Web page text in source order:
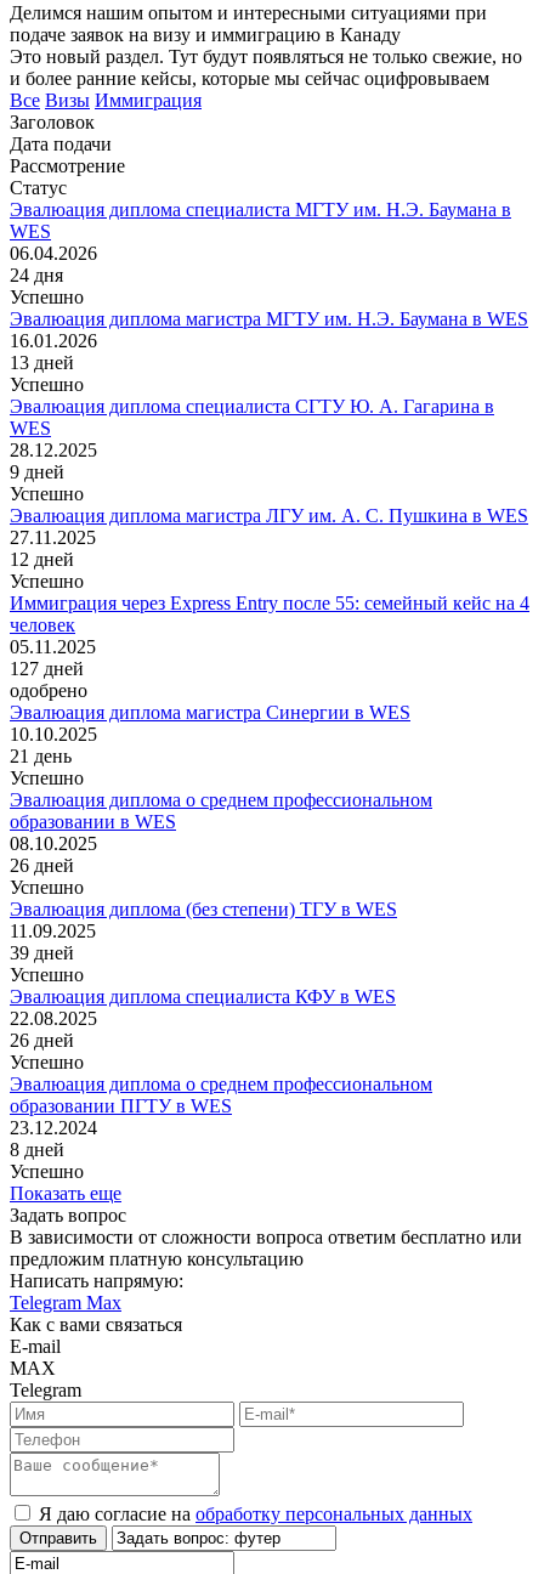
Делимся нашим опытом и интересными ситуациями при
подаче заявок на визу и иммиграцию в Канаду
Это новый раздел. Тут будут появляться не только свежие, но
и более ранние кейсы, которые мы сейчас оцифровываем
Все Визы Иммиграция
Заголовок
Дата подачи
Рассмотрение
Статус
Эвалюация диплома специалиста МГТУ им. Н.Э. Баумана в
WES
06.04.2026
24 дня
Успешно
Эвалюация диплома магистра МГТУ им. Н.Э. Баумана в WES
16.01.2026
13 дней
Успешно
Эвалюация диплома специалиста СГТУ Ю. А. Гагарина в
WES
28.12.2025
9 дней
Успешно
Эвалюация диплома магистра ЛГУ им. А. С. Пушкина в WES
27.11.2025
12 дней
Успешно
Иммиграция через Express Entry после 55: семейный кейс на 4
человек
05.11.2025
127 дней
одобрено
Эвалюация диплома магистра Синергии в WES
10.10.2025
21 день
Успешно
Эвалюация диплома о среднем профессиональном
образовании в WES
08.10.2025
26 дней
Успешно
Эвалюация диплома (без степени) ТГУ в WES
11.09.2025
39 дней
Успешно
Эвалюация диплома специалиста КФУ в WES
22.08.2025
26 дней
Успешно
Эвалюация диплома о среднем профессиональном
образовании ПГТУ в WES
23.12.2024
8 дней
Успешно
Показать еще
Задать вопрос
В зависимости от сложности вопроса ответим бесплатно или
предложим платную консультацию
Написать напрямую:
Telegram Max
Как с вами связаться
E-mail
MAX
Telegram
Я даю согласие на обработку персональных данных
Отправить